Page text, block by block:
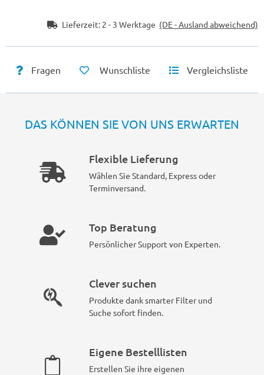
Lieferzeit: 2 - 3 Werktage (DE - Ausland abweichend)
Fragen Wunschliste Vergleichsliste
DAS KÖNNEN SIE VON UNS ERWARTEN
Flexible Lieferung
Wählen Sie Standard, Express oder
Terminversand.
Top Beratung
Persönlicher Support von Experten.
Clever suchen
Produkte dank smarter Filter und
Suche sofort finden.
Eigene Bestelllisten
Erstellen Sie ihre eigenen